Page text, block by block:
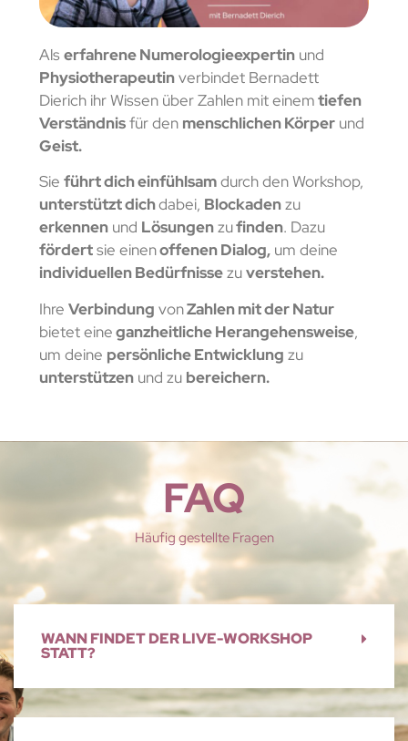
Alserfahrene Numerologieexpertinund
Physiotherapeutinverbindet Bernadett
Dierich ihr Wissen über Zahlen mit einemtiefen
Verständnisfür den menschlichen Körperund
Geist.
Sie führt dich einfühlsamdurch den Workshop,
unterstützt dichdabei, Blockadenzu
erkennenund Lösungenzufinden. Dazu
fördertsie einenoffenen Dialog,um deine
individuellen Bedürfnissezuverstehen.
Ihre Verbindung vonZahlen mit der Natur
bietet eineganzheitliche Herangehensweise,
um deine persönliche Entwicklung zu
unterstützenund zu bereichern.
FAQ
Häufig gestellte Fragen
WANN FINDET DER LIVE-WORKSHOP
STATT?